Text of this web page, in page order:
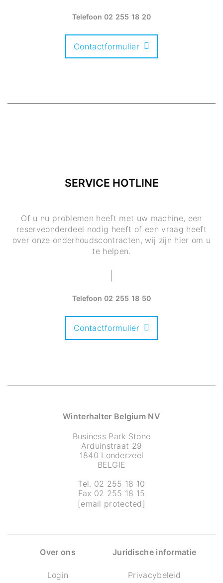
Telefoon 02 255 18 20
Contactformulier
SERVICE HOTLINE
Of u nu problemen heeft met uw machine, een
reserveonderdeel nodig heeft of een vraag heeft
over onze onderhoudscontracten, wij zijn hier om u
te helpen.
Telefoon 02 255 18 50
Contactformulier
Winterhalter Belgium NV
Business Park Stone
Arduinstraat 29
1840 Londerzeel
BELGIE
Tel. 02 255 18 10
Fax 02 255 18 15
[email protected]
Over ons
Login
Juridische informatie
Privacybeleid